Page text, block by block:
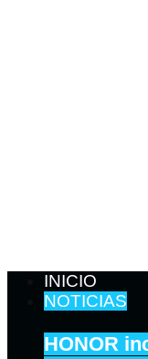
INICIO
NOTICIAS
HONOR